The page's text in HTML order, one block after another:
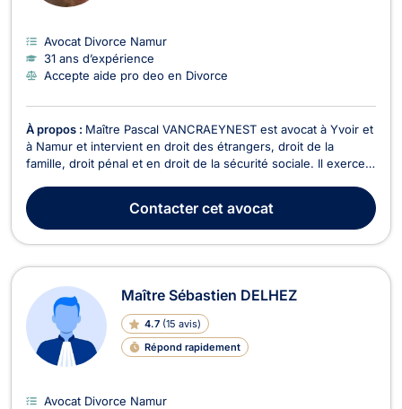
Avocat Divorce Namur
31 ans d’expérience
Accepte aide pro deo en Divorce
À propos : Maître Pascal VANCRAEYNEST est avocat à Yvoir et
à Namur et intervient en droit des étrangers, droit de la
famille, droit pénal et en droit de la sécurité sociale. Il exerce
les demandes d'asile, de VISA, de regroupement familial,
d'admission au séjour sur le t...
Contactercet avocat
Maître Sébastien DELHEZ
4.7 (15 avis)
Répond rapidement
Avocat Divorce Namur